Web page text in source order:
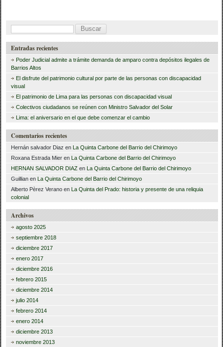
B
u
s
c
a
r
:
Entradas recientes
Poder Judicial admite a trámite demanda de amparo contra depósitos ilegales de
Barrios Altos
El disfrute del patrimonio cultural por parte de las personas con discapacidad
visual
El patrimonio de Lima para las personas con discapacidad visual
Colectivos ciudadanos se reúnen con Ministro Salvador del Solar
Lima: el aniversario en el que debe comenzar el cambio
Comentarios recientes
Hernán salvador Diaz en La Quinta Carbone del Barrio del Chirimoyo
Roxana Estrada Mier en La Quinta Carbone del Barrio del Chirimoyo
HERNAN SALVADOR DIAZ en La Quinta Carbone del Barrio del Chirimoyo
Guillian en La Quinta Carbone del Barrio del Chirimoyo
Alberto Pèrez Verano en La Quinta del Prado: historia y presente de una reliquia
colonial
Archivos
agosto 2025
septiembre 2018
diciembre 2017
enero 2017
diciembre 2016
febrero 2015
diciembre 2014
julio 2014
febrero 2014
enero 2014
diciembre 2013
noviembre 2013